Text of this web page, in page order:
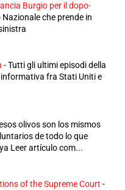
Burgio per il dopo-
che prende in
-Tutti gli ultimi episodi della
fra Stati Uniti e
olivos son los mismos
de todo lo que
Leer artículo com...
of the Supreme Court -